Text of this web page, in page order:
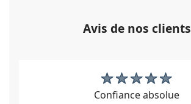
Avis de nos clients
confiance absolue